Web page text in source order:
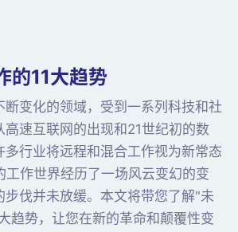
的11大趋势
断变化的领域，受到一系列科技和社
高速互联网的出现和21世纪初的数
多行业将远程和混合工作视为新常态
工作世界经历了一场风云变幻的变
步伐并未放缓。本文将带您了解"未
趋势，让您在新的革命和颠覆性变